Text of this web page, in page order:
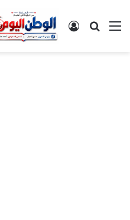
القائمةبحث عن تسجيل الدخول